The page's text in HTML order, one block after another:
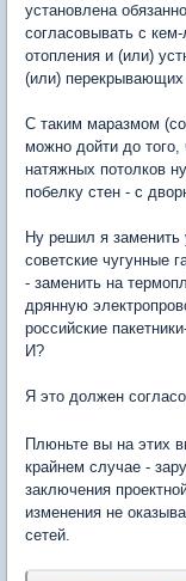
установлена
согласовывать с
отопления и (или)
(или) перекрывающих
С таким маразмом
можно дойти до того,
натяжных потолков
побелку стен - с
Ну решил я
советские чугунные
- заменить на
дрянную
российские
И?
Я это должен
Плюньте вы на этих
крайнем случае -
заключения
изменения не
сетей.